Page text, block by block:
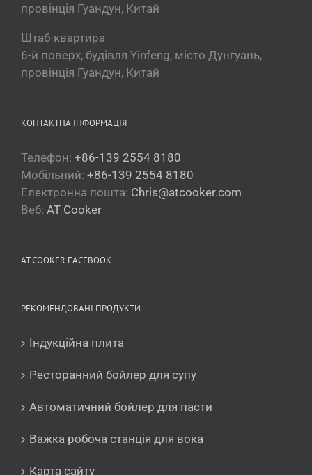
провінція Гуандун, Китай
Штаб-квартира
6-й поверх, будівля Yinfeng, місто Дунгуань,
провінція Гуандун, Китай
КОНТАКТНА ІНФОРМАЦІЯ
Телефон: +86-139 2554 8180
Мобільний: +86-139 2554 8180
Електронна пошта: Chris@atcooker.com
Веб: AT Cooker
AT COOKER FACEBOOK
РЕКОМЕНДОВАНІ ПРОДУКТИ
Індукційна плита
Ресторанний бойлер для супу
Автоматичний бойлер для пасти
Важка робоча станція для вока
Карта сайту
Кыргызча
O‘zbekcha
Turkmen